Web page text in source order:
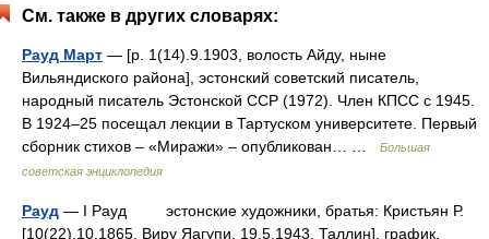
См. также в других словарях:
Рауд Март — [р. 1(14).9.1903, волость Айду, ныне
Вильяндиского района], эстонский советский писатель,
народный писатель Эстонской ССР (1972). Член КПСС с 1945.
В 1924‒25 посещал лекции в Тартуском университете. Первый
сборник стихов ‒ «Миражи» ‒ опубликован… …
Большая
советская энциклопедия
Рауд — I Рауд эстонские художники, братья: Кристьян Р.
[10(22).10.1865, Виру Яагупи, 19.5.1943, Таллин], график,